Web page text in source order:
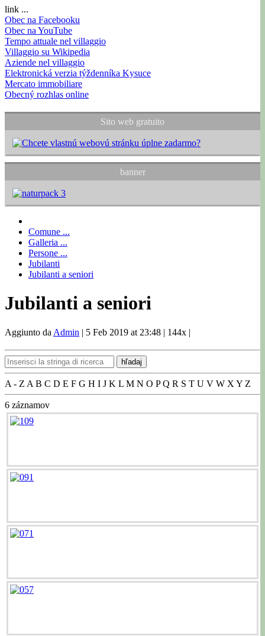
link ...
Obec na Facebooku
Obec na YouTube
Tempo attuale nel villaggio
Villaggio su Wikipedia
Aziende nel villaggio
Elektronická verzia týždenníka Kysuce
Mercato immobiliare
Obecný rozhlas online
Sito web gratuito
banner
Comune ...
Galleria ...
Persone ...
Jubilanti
Jubilanti a seniori
Jubilanti a seniori
Aggiunto da Admin | 5 Feb 2019 at 23:48 | 144x |
hľadaj
A - Z A B C D E F G H I J K L M N O PQ R S T U V W X Y Z
6 záznamov